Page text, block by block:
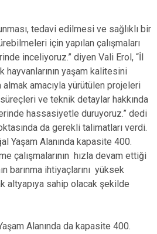
tedavi edilmesi ve sağlıklı bir
için yapılan çalışmaları
inceliyoruz.” diyen Vali Erol, “İl
yaşam kalitesini
almak amacıyla yürütülen projeleri
ve teknik detaylar hakkında
hassasiyetle duruyoruz.” dedi
da gerekli talimatları verdi.
Yaşam Alanında kapasite 400.
çalışmalarının hızla devam ettiği
barınma ihtiyaçlarını yüksek
altyapıya sahip olacak şekilde
Alanında da kapasite 400.